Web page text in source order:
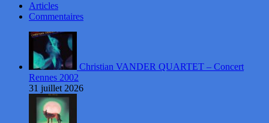
Articles
Commentaires
Christian VANDER QUARTET – Concert
Rennes 2002
31 juillet 2026